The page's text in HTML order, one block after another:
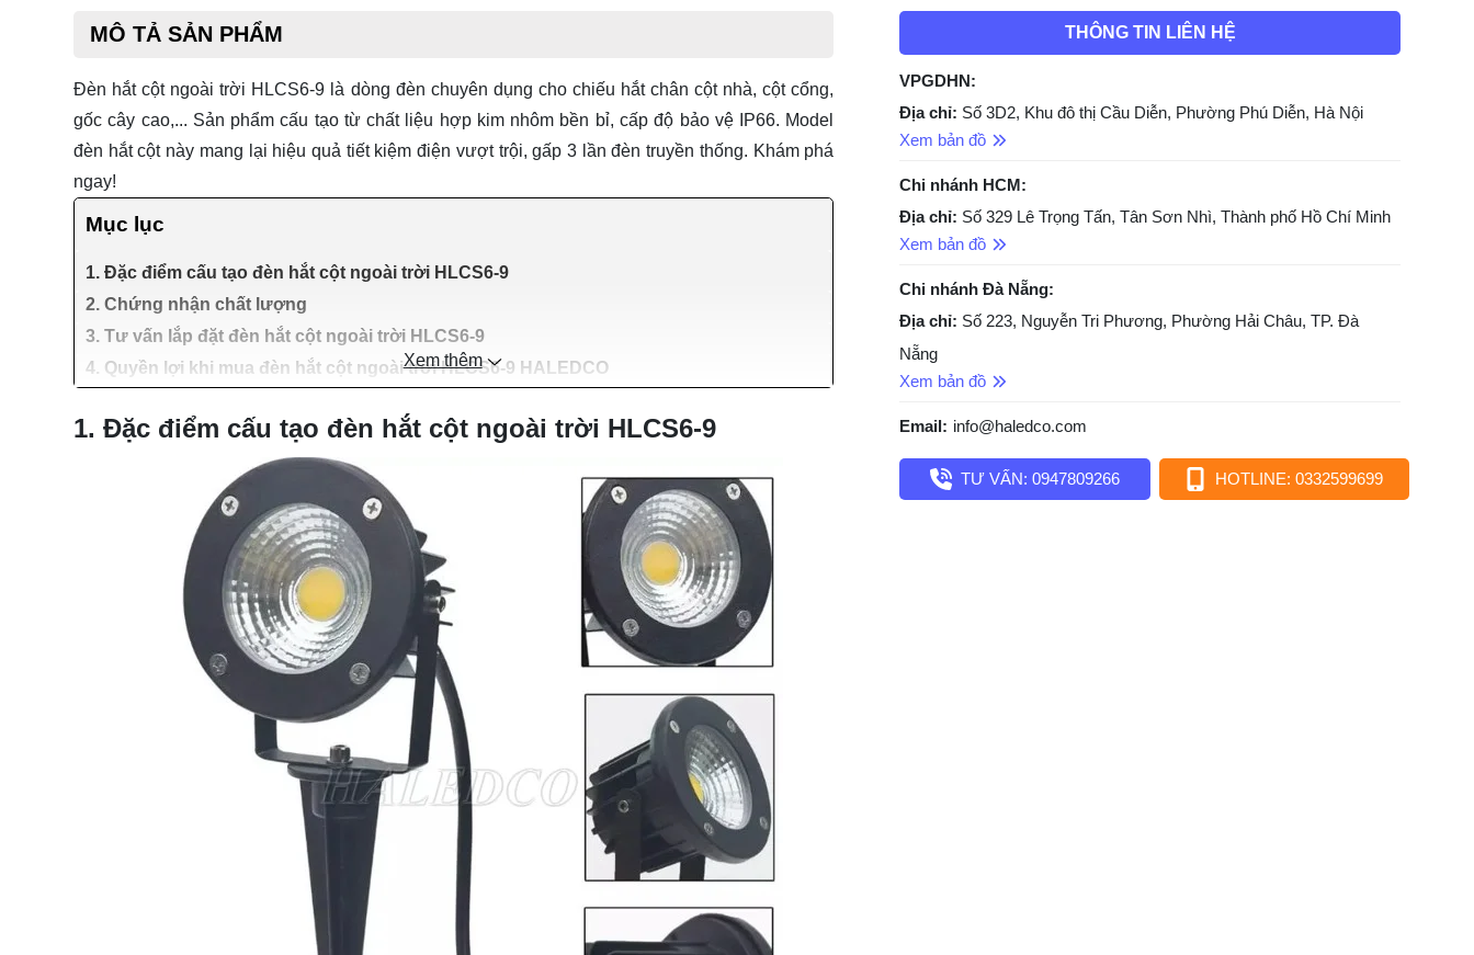
MÔ TẢ SẢN PHẨM
Đèn hắt cột ngoài trời HLCS6-9 là dòng đèn chuyên dụng cho chiếu hắt chân cột nhà, cột cổng,
gốc cây cao,... Sản phẩm cấu tạo từ chất liệu hợp kim nhôm bền bỉ, cấp độ bảo vệ IP66. Model
đèn hắt cộtnày mang lại hiệu quả tiết kiệm điện vượt trội, gấp 3 lần đèn truyền thống. Khám phá
ngay!
Mục lục
1. Đặc điểm cấu tạo đèn hắt cột ngoài trời HLCS6-9
2. Chứng nhận chất lượng
3. Tư vấn lắp đặt đèn hắt cột ngoài trời HLCS6-9
4. Quyền lợi khi mua đèn hắt cột ngoài trời HLCS6-9 HALEDCO
Xem thêm
1. Đặc điểm cấu tạo đèn hắt cột ngoài trời HLCS6-9
THÔNG TIN LIÊN HỆ
VPGDHN:
Địa chỉ: Số 3D2, Khu đô thị Cầu Diễn, Phường Phú Diễn, Hà Nội
Xem bản đồ
Chi nhánh HCM:
Địa chỉ: Số 329 Lê Trọng Tấn, Tân Sơn Nhì, Thành phố Hồ Chí Minh
Xem bản đồ
Chi nhánh Đà Nẵng:
Địa chỉ: Số 223, Nguyễn Tri Phương, Phường Hải Châu, TP. Đà
Nẵng
Xem bản đồ
Email: info@haledco.com
TƯ VẤN: 0947809266 HOTLINE: 0332599699